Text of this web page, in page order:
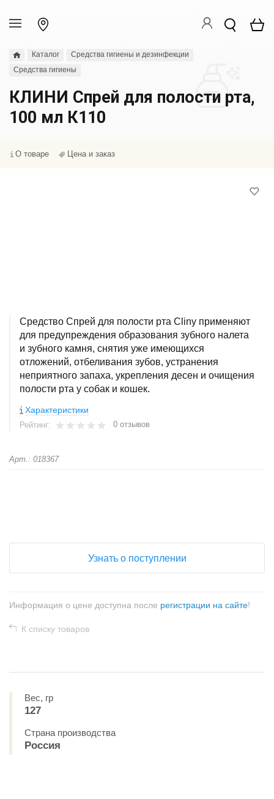
Каталог
Средства гигиены и дезинфекции
Средства гигиены
КЛИНИ Спрей для полости рта,
100 мл К110
О товаре Цена и заказ
Средство Спрей для полости рта Cliny применяют
для предупреждения образования зубного налета
и зубного камня, снятия уже имеющихся
отложений, отбеливания зубов, устранения
неприятного запаха, укрепления десен и очищения
полости рта у собак и кошек.
Характеристики
Рейтинг: 0 отзывов
Арт.: 018367
Узнать о поступлении
Информация о цене доступна после регистрации на сайте!
К списку товаров
Вес, гр
127
Страна производства
Россия